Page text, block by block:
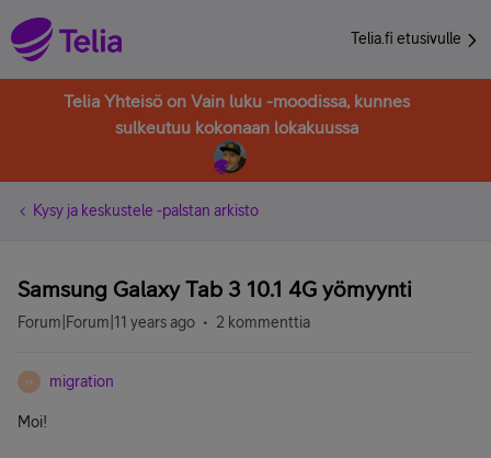
Telia.fi etusivulle
Telia Yhteisö on Vain luku -moodissa, kunnes
sulkeutuu kokonaan lokakuussa
Kysy ja keskustele -palstan arkisto
Samsung Galaxy Tab 3 10.1 4G yömyynti
Forum|Forum|11 years ago 2 kommenttia
M migration
Moi!